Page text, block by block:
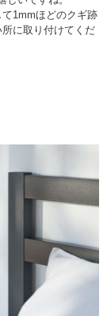
1mmほどのクギ跡
に取り付けてくだ